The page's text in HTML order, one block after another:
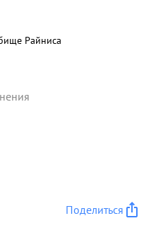
Райниса
Поделиться